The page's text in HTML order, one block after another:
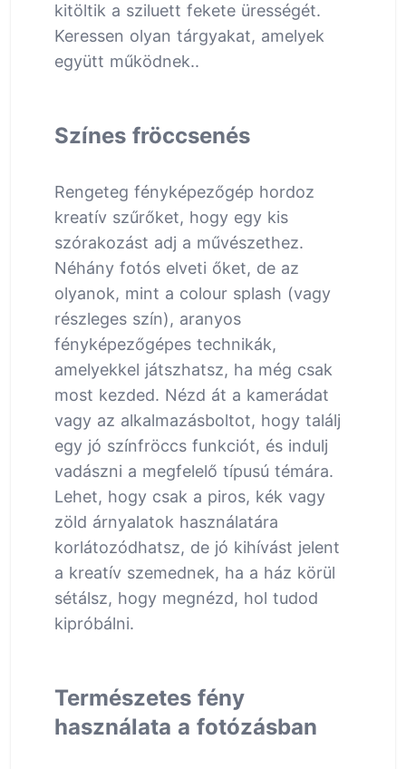
kitöltik a sziluett fekete ürességét.
Keressen olyan tárgyakat, amelyek
együtt működnek..
Színes fröccsenés
Rengeteg fényképezőgép hordoz
kreatív szűrőket, hogy egy kis
szórakozást adj a művészethez.
Néhány fotós elveti őket, de az
olyanok, mint a colour splash (vagy
részleges szín), aranyos
fényképezőgépes technikák,
amelyekkel játszhatsz, ha még csak
most kezded. Nézd át a kamerádat
vagy az alkalmazásboltot, hogy találj
egy jó színfröccs funkciót, és indulj
vadászni a megfelelő típusú témára.
Lehet, hogy csak a piros, kék vagy
zöld árnyalatok használatára
korlátozódhatsz, de jó kihívást jelent
a kreatív szemednek, ha a ház körül
sétálsz, hogy megnézd, hol tudod
kipróbálni.
Természetes fény
használata a fotózásban